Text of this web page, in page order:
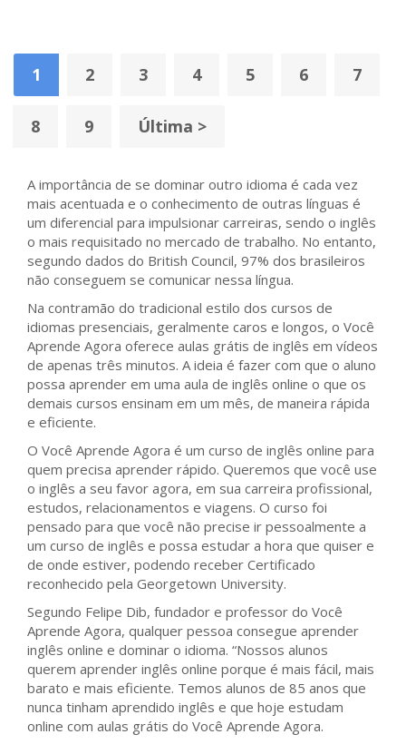
1 2 3 4 5 6 7
8 9 Última >
A importância de se dominar outro idioma é cada vez
mais acentuada e o conhecimento de outras línguas é
um diferencial para impulsionar carreiras, sendo o inglês
o mais requisitado no mercado de trabalho. No entanto,
segundo dados do British Council, 97% dos brasileiros
não conseguem se comunicar nessa língua.
Na contramão do tradicional estilo dos cursos de
idiomas presenciais, geralmente caros e longos, o Você
Aprende Agora oferece aulas grátis de inglês em vídeos
de apenas três minutos. A ideia é fazer com que o aluno
possa aprender em uma aula de inglês online o que os
demais cursos ensinam em um mês, de maneira rápida
e eficiente.
O Você Aprende Agora é um curso de inglês online para
quem precisa aprender rápido. Queremos que você use
o inglês a seu favor agora, em sua carreira profissional,
estudos, relacionamentos e viagens. O curso foi
pensado para que você não precise ir pessoalmente a
um curso de inglês e possa estudar a hora que quiser e
de onde estiver, podendo receber Certificado
reconhecido pela Georgetown University.
Segundo Felipe Dib, fundador e professor do Você
Aprende Agora, qualquer pessoa consegue aprender
inglês online e dominar o idioma. “Nossos alunos
querem aprender inglês online porque é mais fácil, mais
barato e mais eficiente. Temos alunos de 85 anos que
nunca tinham aprendido inglês e que hoje estudam
online com aulas grátis do Você Aprende Agora.